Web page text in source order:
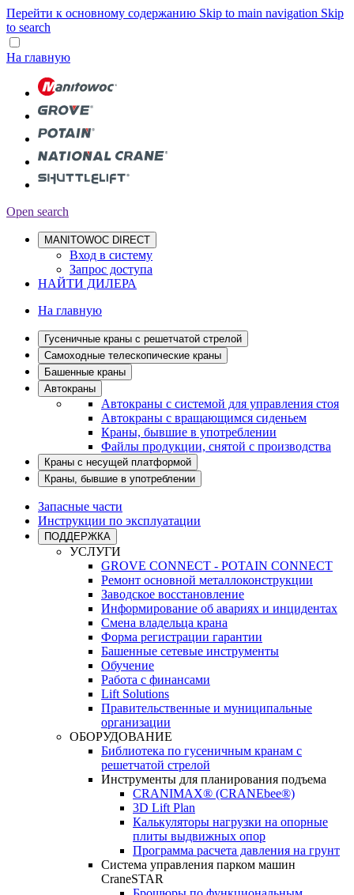
Перейти к основному содержанию Skip to main navigation Skip
to search
На главную
Open search
MANITOWOC DIRECT
Вход в систему
Запрос доступа
НАЙТИ ДИЛЕРА
На главную
Гусеничные краны с решетчатой стрелой
Самоходные телескопические краны
Башенные краны
Автокраны
Автокраны с системой для управления стоя
Автокраны с вращающимся сиденьем
Краны, бывшие в употреблении
Файлы продукции, снятой с производства
Краны с несущей платформой
Краны, бывшие в употреблении
Запасные части
Инструкции по эксплуатации
ПОДДЕРЖКА
УСЛУГИ
GROVE CONNECT - POTAIN CONNECT
Ремонт основной металлоконструкции
Заводское восстановление
Информирование об авариях и инцидентах
Смена владельца крана
Форма регистрации гарантии
Башенные сетевые инструменты
Обучение
Работа с финансами
Lift Solutions
Правительственные и муниципальные
организации
ОБОРУДОВАНИЕ
Библиотека по гусеничным кранам с
решетчатой стрелой
Инструменты для планирования подъема
CRANIMAX® (CRANEbee®)
3D Lift Plan
Калькуляторы нагрузки на опорные
плиты выдвижных опор
Программа расчета давления на грунт
Система управления парком машин
CraneSTAR